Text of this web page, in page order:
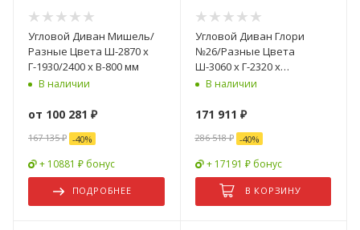
Угловой Диван Мишель/
Разные Цвета Ш-2870 х
Г-1930/2400 х В-800 мм
В наличии
от 100 281 ₽
167 135 ₽ -40%
+ 10881 ₽ бонус
ПОДРОБНЕЕ
Угловой Диван Глори
№26/Разные Цвета
Ш-3060 х Г-2320 х
В-820/1040 мм
В наличии
171 911 ₽
286 518₽ -40%
+ 17191 ₽ бонус
В КОРЗИНУ